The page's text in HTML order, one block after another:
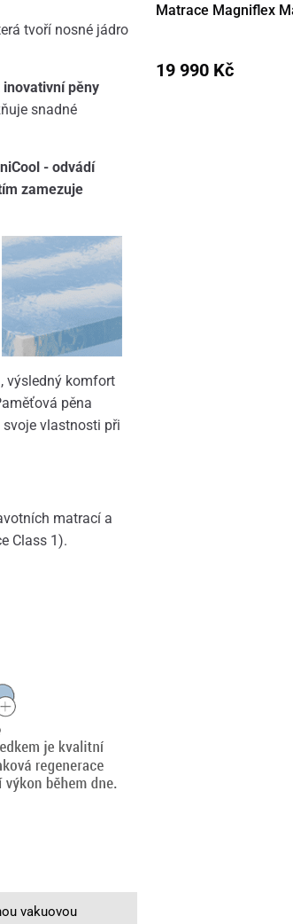
tvoří nosné jádro
pěny
snadné
- odvádí
zamezuje
výsledný komfort
pěna
vlastnosti při
matrací a
Class 1).
vakuovou
Matrace Magniflex
19 990 Kč